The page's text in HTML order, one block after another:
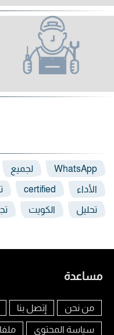
WhatsApp لجميع
الأداء certified
تحليل الكويت
مساعدة
من نحن إتصل بنا
سياسة المحتوى